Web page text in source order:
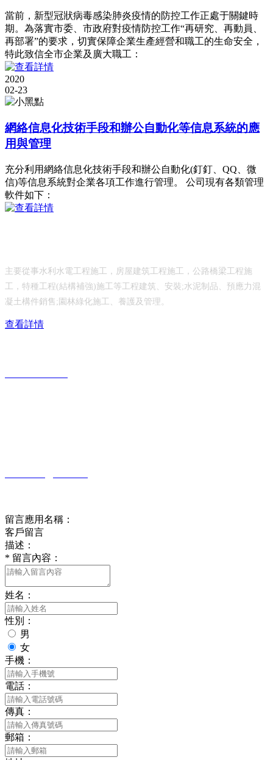
當前，新型冠狀病毒感染肺炎疫情的防控工作正處于關鍵時
期。為落實市委、市政府對疫情防控工作“再研究、再動員、
再部署”的要求，切實保障企業生產經營和職工的生命安全，
特此致信全市企業及廣大職工：
2020
02-23
網絡信息化技術手段和辦公自動化等信息系統的應
用與管理
充分利用網絡信息化技術手段和辦公自動化(釘釘、QQ、微
信)等信息系統對企業各項工作進行管理。 公司現有各類管理
軟件如下：
主要從事水利水電工程施工，房屋建筑工程施工，公路橋梁工程施
工，特種工程(結構補強)施工等工程建筑、安裝;水泥制品、預應力混
凝土構件銷售;園林綠化施工、養護及管理。
查看詳情
留言應用名稱：
客戶留言
描述：
* 留言內容：
姓名：
性別：
男
女
手機：
電話：
傳真：
郵箱：